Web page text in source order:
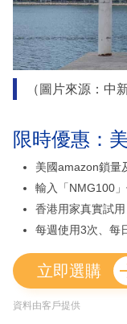
（圖片來源：中
限時優惠：
美國amazon鎖量
輸入「NMG100
香港用家真實試
每週使用3次、每
立即選購
資料由客戶提供